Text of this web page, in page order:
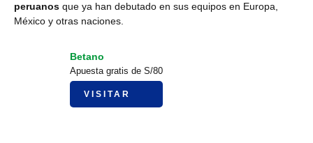
peruanos que ya han debutado en sus equipos en Europa,
México y otras naciones.
Betano
Apuesta gratis de S/80
VISITAR